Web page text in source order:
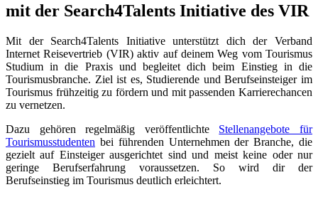
mit der Search4Talents Initiative des VIR
Mit der Search4Talents Initiative unterstützt dich der Verband
Internet Reisevertrieb (VIR) aktiv auf deinem Weg vom Tourismus
Studium in die Praxis und begleitet dich beim Einstieg in die
Tourismusbranche. Ziel ist es, Studierende und Berufseinsteiger im
Tourismus frühzeitig zu fördern und mit passenden Karrierechancen
zu vernetzen.
Dazu gehören regelmäßig veröffentlichte Stellenangebote für
Tourismusstudenten bei führenden Unternehmen der Branche, die
gezielt auf Einsteiger ausgerichtet sind und meist keine oder nur
geringe Berufserfahrung voraussetzen. So wird dir der
Berufseinstieg im Tourismus deutlich erleichtert.